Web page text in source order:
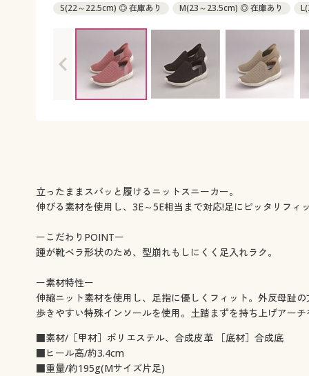
S(22～22.5cm) ◎ 在庫あり M(23～23.5cm) ◎ 在庫あり
立ったままスパッと履けるニットスニーカー。
伸びる素材を使用し、3E～5E相当まで対応!足にピッタリフィ
ーこだわりPOINTー
踵が靴ベラ形状のため、型崩れもしにくく足入れラク。
ー素材特性ー
伸縮ニット素材を使用し、足指に優しくフィット。外反母趾の
歩きやすい特殊インソールを使用。土踏まずを持ち上げアー
■素材/［甲材］ポリエステル、合成皮革 ［底材］合成底
■ヒール高/約3.4cm
■重量/約195g(Mサイズ片足)